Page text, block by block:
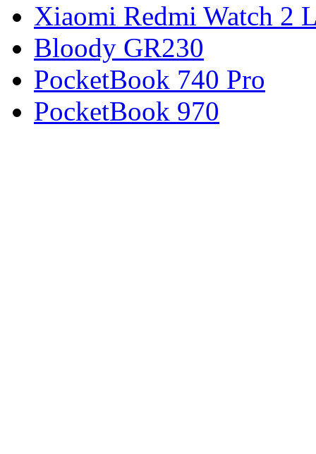
Xiaomi Redmi Watch 2
Bloody GR230
PocketBook 740 Pro
PocketBook 970